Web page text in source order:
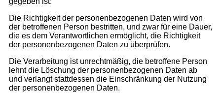
Die Richtigkeit der personenbezogenen Daten wird von
der betroffenen Person bestritten, und zwar für eine Dauer,
die es dem Verantwortlichen ermöglicht, die Richtigkeit
der personenbezogenen Daten zu überprüfen.
Die Verarbeitung ist unrechtmäßig, die betroffene Person
lehnt die Löschung der personenbezogenen Daten ab
und verlangt stattdessen die Einschränkung der Nutzung
der personenbezogenen Daten.